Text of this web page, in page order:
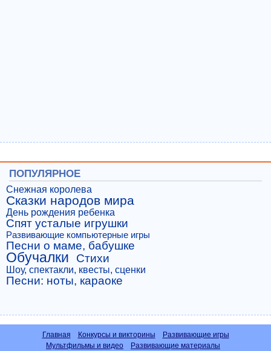
ПОПУЛЯРНОЕ
Снежная королева
Сказки народов мира
День рождения ребенка
Спят усталые игрушки
Развивающие компьютерные игры
Песни о маме, бабушке
Обучалки Стихи
Шоу, спектакли, квесты, сценки
Песни: ноты, караоке
Главная Конкурсы и викторины
Развивающие игры
Мультфильмы и видео
Развивающие материалы